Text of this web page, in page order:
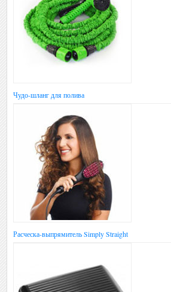
Чудо-шланг для полива
Расческа-выпрямитель Simply Straight